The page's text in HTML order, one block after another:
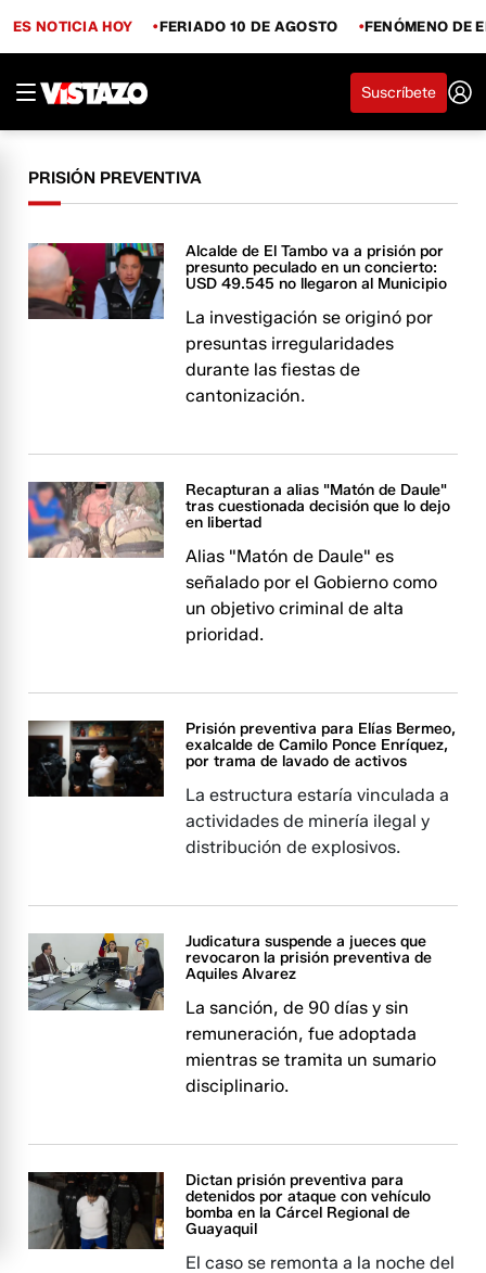
ES NOTICIA HOY FERIADO 10 DE AGOSTO FENÓMENO DE
Suscríbete
PRISIÓN PREVENTIVA
Alcalde de El Tambo va a prisión por
presunto peculado en un concierto:
USD 49.545 no llegaron al Municipio
La investigación se originó por
presuntas irregularidades
durante las fiestas de
cantonización.
Recapturan a alias "Matón de Daule"
tras cuestionada decisión que lo dejo
en libertad
Alias "Matón de Daule" es
señalado por el Gobierno como
un objetivo criminal de alta
prioridad.
Prisión preventiva para Elías Bermeo,
exalcalde de Camilo Ponce Enríquez,
por trama de lavado de activos
La estructura estaría vinculada a
actividades de minería ilegal y
distribución de explosivos.
Judicatura suspende a jueces que
revocaron la prisión preventiva de
Aquiles Alvarez
La sanción, de 90 días y sin
remuneración, fue adoptada
mientras se tramita un sumario
disciplinario.
Dictan prisión preventiva para
detenidos por ataque con vehículo
bomba en la Cárcel Regional de
Guayaquil
El caso se remonta a la noche del